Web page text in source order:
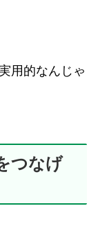
用的なんじゃ
つなげ